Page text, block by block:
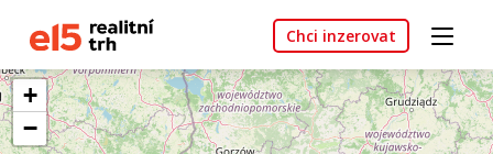
Chci inzerovat
+
−